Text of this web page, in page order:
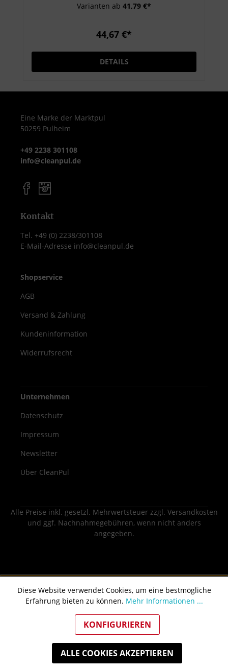
Expert ausreichend Platz für GN-Behälter
oder gekühlter Speisen. Die extrem leichte,
Einfach zu reinigen & lebensmittelecht Die
leicht zu säubern. Zudem ist die Box
HACCP-konform. Optimale
Temperaturstabilität Mit einer
+120 °C ist die Thermobox ideal für heiße,
warme oder kalte Speisen, Buffetware,
Volumen: 30 Liter Format: GN 1/1
Material: Hochdichtes EPP, 100 %
robust Perfekt für Gastronomie, Catering
& Lieferservice Abmessungen außen: 600 x
innen: 538 x 338 x 167 mm (L x B x H)
Varianten ab 41,79 €*
44,67 €*
DETAILS
Eine Marke der Marktpul
50259 Pulheim
+49 2238 301108
info@cleanpul.de
Kontakt
Tel. +49 (0) 2238/301108
E-Mail-Adresse info@cleanpul.de
Shopservice
AGB
Versand & Zahlung
Kundeninformation
Widerrufsrecht
Unternehmen
Datenschutz
Impressum
Newsletter
Über CleanPul
Alle Preise inkl. gesetzl. Mehrwertsteuer zzgl. Versandkosten
und ggf. Nachnahmegebühren, wenn nicht anders
angegeben.
Diese Website verwendet Cookies, um eine bestmögliche
Erfahrung bieten zu können. Mehr Informationen ...
KONFIGURIEREN
ALLE COOKIES AKZEPTIEREN